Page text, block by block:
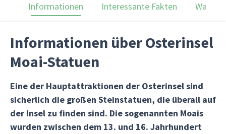
Informationen Interessante Fakten Was du
Informationen über Osterinsel
Moai-Statuen
Eine der Hauptattraktionen der Osterinsel sind
sicherlich die großen Steinstatuen, die überall auf
der Insel zu finden sind. Die sogenannten Moais
wurden zwischen dem 13. und 16. Jahrhundert